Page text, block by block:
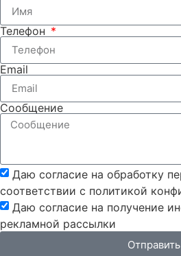
Телефон
Email
Сообщение
Даю согласие на обработку
соответствии с политикой
Даю согласие на получение
рекламной рассылки
Отправить